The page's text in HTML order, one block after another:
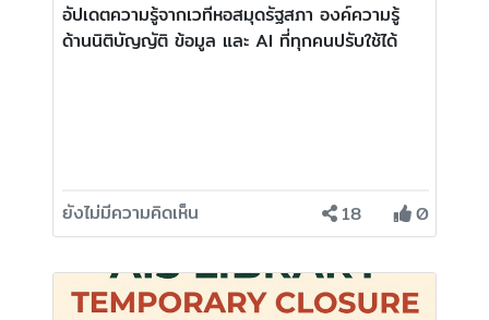
อัปเดตความรู้จากเวทีหอสมุดรัฐสภา องค์ความรู้
ด้านนิติบัญญัติ ข้อมูล และ AI ที่ทุกคนปรับใช้ได้
ยังไม่มีความคิดเห็น 18 0